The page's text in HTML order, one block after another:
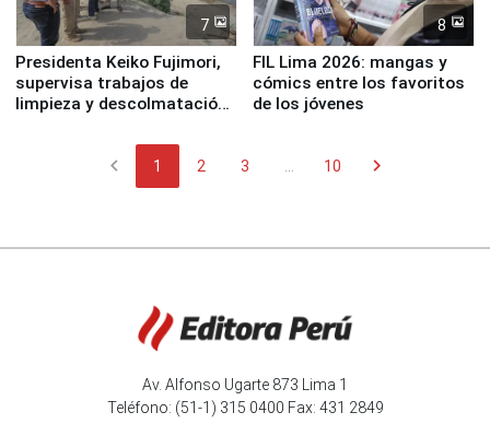
7
Presidenta Keiko Fujimori,
supervisa trabajos de
limpieza y descolmatación
8
FIL Lima 2026: mangas y
cómics entre los favoritos
de los jóvenes
chevron_left 1 2 3 10 chevron_right
Av. Alfonso Ugarte 873 Lima 1
Teléfono: (51-1) 315 0400 Fax: 431 2849